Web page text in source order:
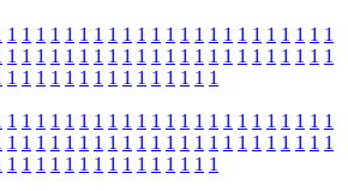
1 1 1 1 1 1 1 1 1 1 1 1 1 1 1 1 1 1 1 1 1 1 1
1 1 1 1 1 1 1 1 1 1 1 1 1 1 1 1 1 1 1 1 1 1 1
1 1 1 1 1 1 1 1 1 1 1 1 1 1 1
1 1 1 1 1 1 1 1 1 1 1 1 1 1 1 1 1 1 1 1 1 1 1
1 1 1 1 1 1 1 1 1 1 1 1 1 1 1 1 1 1 1 1 1 1 1
1 1 1 1 1 1 1 1 1 1 1 1 1 1 1